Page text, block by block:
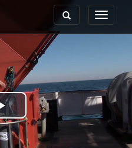
Toggle
Toggle
navigation
Play
Video